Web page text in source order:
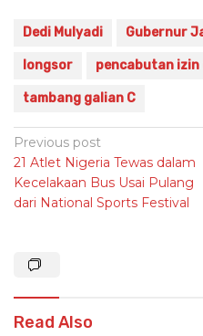
Dedi Mulyadi Gubernur
longsor pencabutan izin
tambang galian C
Post
navigation
Previous post
21 Atlet Nigeria Tewas dalam
Kecelakaan Bus Usai Pulang
dari National Sports Festival
Read Also